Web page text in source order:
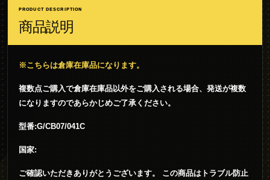
PRODUCT DESCRIPTION
商品説明
※こちらは倉庫在庫品になります。
複数点ご購入で倉庫在庫品以外をご購入される場合、発送が複数
になりますのであらかじめご了承ください。
型番:G/CB07/041C
国家:
ご確認いただきありがとうございます。 この商品はトラブル防止